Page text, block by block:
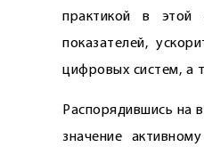
практикой в этой
показателей,
цифровых систем, а
Распорядившись на
значение